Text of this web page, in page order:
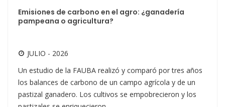
Emisiones de carbono en el agro: ¿ganadería
pampeana o agricultura?
JULIO - 2026
Un estudio de la FAUBA realizó y comparó por tres años
los balances de carbono de un campo agrícola y de un
pastizal ganadero. Los cultivos se empobrecieron y los